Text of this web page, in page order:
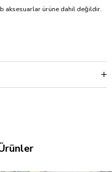
aksesuarlar ürüne dahil değildir.